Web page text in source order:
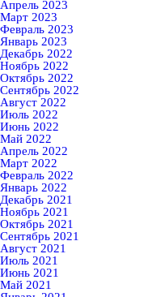
Апрель 2023
Март 2023
Февраль 2023
Январь 2023
Декабрь 2022
Ноябрь 2022
Октябрь 2022
Сентябрь 2022
Август 2022
Июль 2022
Июнь 2022
Май 2022
Апрель 2022
Март 2022
Февраль 2022
Январь 2022
Декабрь 2021
Ноябрь 2021
Октябрь 2021
Сентябрь 2021
Август 2021
Июль 2021
Июнь 2021
Май 2021